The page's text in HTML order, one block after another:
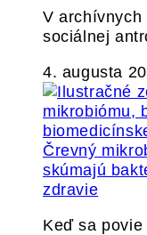
V archívnych
sociálnej
4. augusta
Črevný
skúmajú
zdravie
Keď sa povie